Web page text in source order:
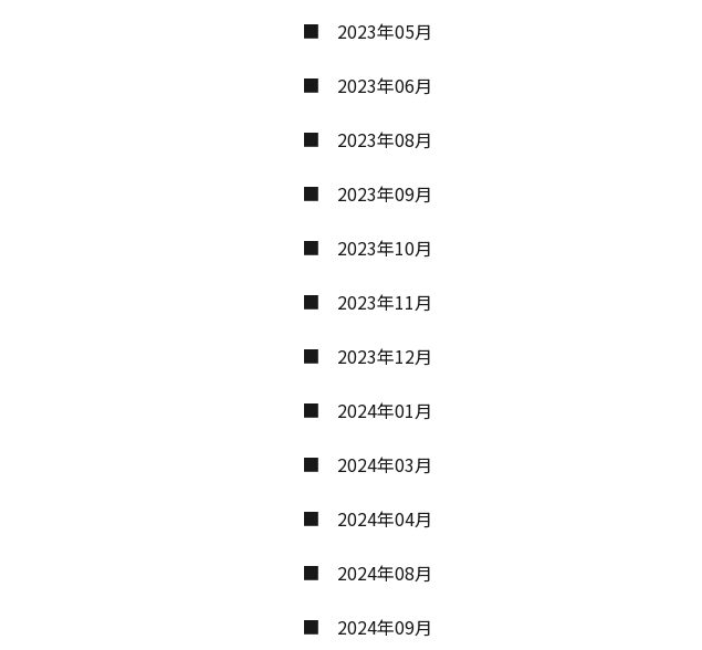
2023年05月
2023年06月
2023年08月
2023年09月
2023年10月
2023年11月
2023年12月
2024年01月
2024年03月
2024年04月
2024年08月
2024年09月